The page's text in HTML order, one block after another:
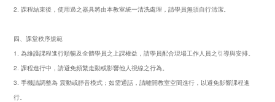
2. 課程結束後，使用過之器具將由本教室統一清洗處理，請學員無須自行清潔。
四、課堂秩序規範
1. 為維護課程進行順暢及全體學員之上課權益，請學員配合現場工作人員之引導與安排。
2. 課程進行中，請避免頻繁走動或影響他人視線之行為。
3. 手機請調整為 震動或靜音模式；如需通話，請離開教室空間進行，以避免影響課程進
行。